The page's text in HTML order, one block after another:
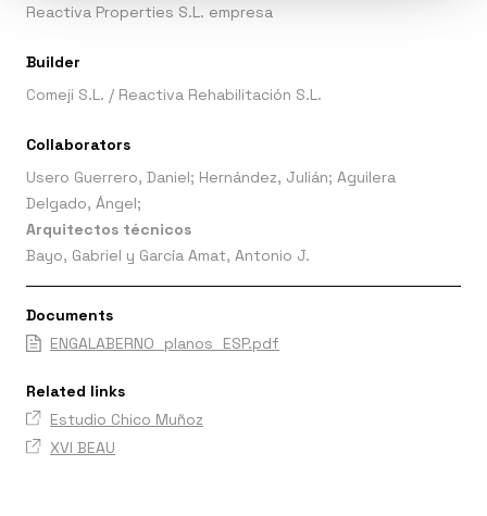
Reactiva Properties S.L. empresa
Builder
Comeji S.L. / Reactiva Rehabilitación S.L.
Collaborators
Usero Guerrero, Daniel; Hernández, Julián; Aguilera
Delgado, Ángel;
Arquitectos técnicos
Bayo, Gabriel y García Amat, Antonio J.
Documents
ENGALABERNO_planos_ESP.pdf
Related links
Estudio Chico Muñoz
XVI BEAU